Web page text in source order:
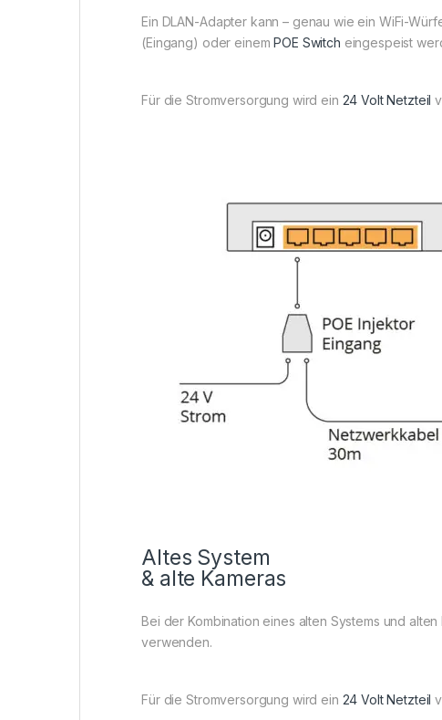
Ein DLAN-Adapter kann – genau wie ein WiFi-
(Eingang) oder einem POE Switch eingespeist
Für die Stromversorgung wird ein 24 Volt Netzteil
Altes System
& alte Kameras
Bei der Kombination eines alten Systems und
verwenden.
Für die Stromversorgung wird ein 24 Volt Netzteil